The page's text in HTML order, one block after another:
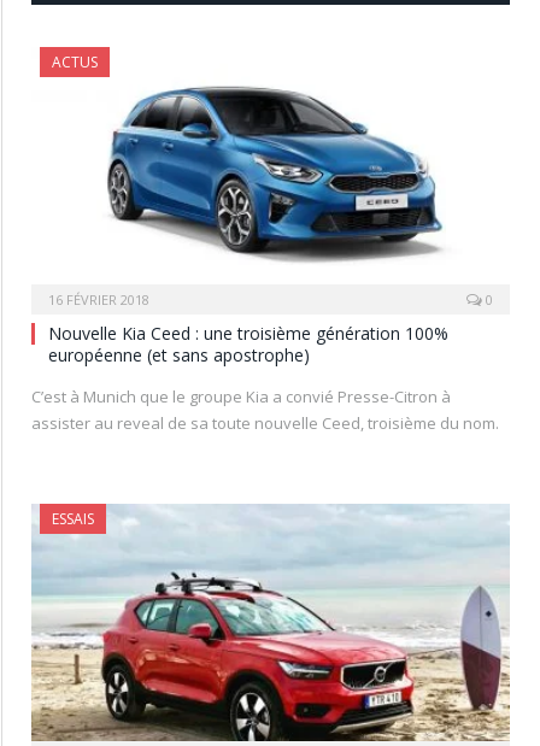
ACTUS
16 FÉVRIER 2018 0
Nouvelle Kia Ceed : une troisième génération 100%
européenne (et sans apostrophe)
C’est à Munich que le groupe Kia a convié Presse-Citron à
assister au reveal de sa toute nouvelle Ceed, troisième du nom.
ESSAIS